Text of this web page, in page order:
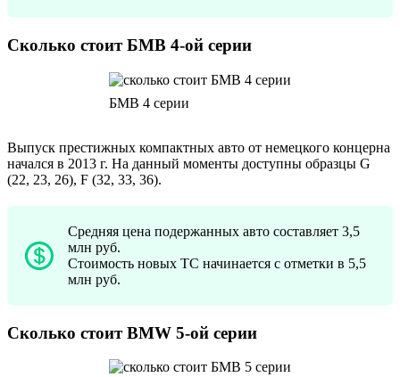
Сколько стоит БМВ 4-ой серии
БМВ 4 серии
Выпуск престижных компактных авто от немецкого концерна
начался в 2013 г. На данный моменты доступны образцы G
(22, 23, 26), F (32, 33, 36).
Средняя цена подержанных авто составляет 3,5
млн руб.
Стоимость новых ТС начинается с отметки в 5,5
млн руб.
Сколько стоит BMW 5-ой серии